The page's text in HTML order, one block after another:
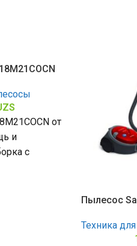
от
и
с
Пылесос
Техника